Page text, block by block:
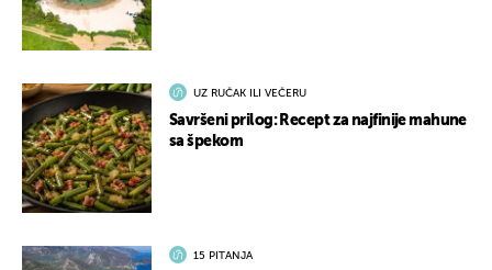
UZ RUČAK ILI VEČERU
Savršeni prilog: Recept za najfinije mahune
sa špekom
15 PITANJA